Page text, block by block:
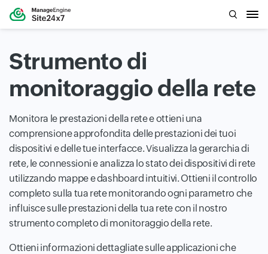
Strumento di
monitoraggio della rete
Monitora le prestazioni della rete e ottieni una
comprensione approfondita delle prestazioni dei tuoi
dispositivi e delle tue interfacce. Visualizza la gerarchia di
rete, le connessioni e analizza lo stato dei dispositivi di rete
utilizzando mappe e dashboard intuitivi. Ottieni il controllo
completo sulla tua rete monitorando ogni parametro che
influisce sulle prestazioni della tua rete con il nostro
strumento completo di monitoraggio della rete.
Ottieni informazioni dettagliate sulle applicazioni che